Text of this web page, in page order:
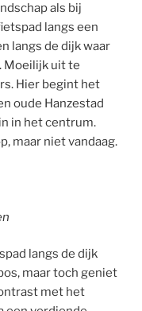
als bij
langs een
langs de dijk waar
Moeilijk uit te
Hier begint het
oude Hanzestad
in het centrum.
maar niet vandaag.
langs de dijk
maar toch geniet
met het